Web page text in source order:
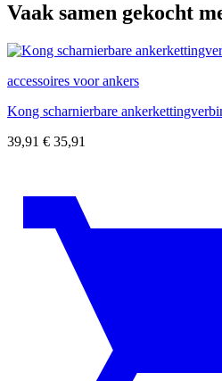
Vaak samen gekocht
accessoires voor ankers
Kong scharnierbare
39,91 € 35,91